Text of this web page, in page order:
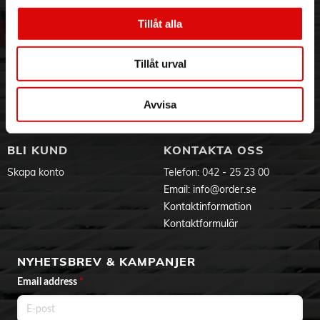
Tillåt alla
Tillåt urval
Avvisa
Om oss
Hållbarhet
Jobba hos oss
Vanliga frågor
Service & Support
Ansökan om RMA
Godsefterlysning & Felleverans
Integritetspolicy
BLI KUND
Skapa konto
KONTAKTA OSS
Telefon: 042 - 25 23 00
Email: info@order.se
Kontaktinformation
Kontaktformulär
NYHETSBREV & KAMPANJER
Email address *